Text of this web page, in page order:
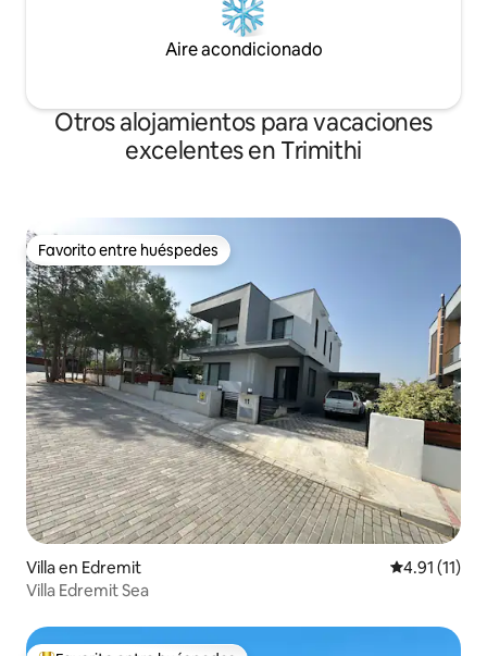
Aire acondicionado
Otros alojamientos para vacaciones
excelentes en Trimithi
Favorito entre huéspedes
Favorito entre huéspedes
Villa en Edremit Calificación
4.91 (11)
Villa Edremit Sea